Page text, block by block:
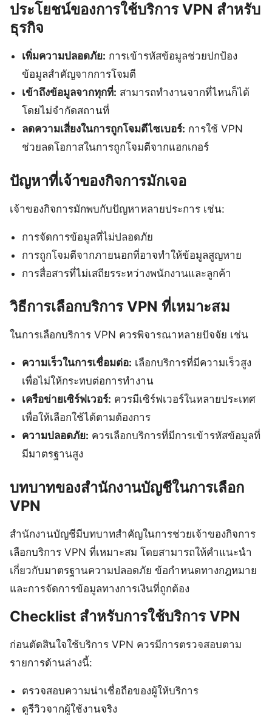
ประโยชน์ของการใช้บริการ VPN สำหรับ
ธุรกิจ
เพิ่มความปลอดภัย: การเข้ารหัสข้อมูลช่วยปกป้อง
ข้อมูลสำคัญจากการโจมตี
เข้าถึงข้อมูลจากทุกที่: สามารถทำงานจากที่ไหนก็ได้
โดยไม่จำกัดสถานที่
ลดความเสี่ยงในการถูกโจมตีไซเบอร์: การใช้ VPN
ช่วยลดโอกาสในการถูกโจมตีจากแฮกเกอร์
ปัญหาที่เจ้าของกิจการมักเจอ
เจ้าของกิจการมักพบกับปัญหาหลายประการ เช่น:
การจัดการข้อมูลที่ไม่ปลอดภัย
การถูกโจมตีจากภายนอกที่อาจทำให้ข้อมูลสูญหาย
การสื่อสารที่ไม่เสถียรระหว่างพนักงานและลูกค้า
วิธีการเลือกบริการ VPN ที่เหมาะสม
ในการเลือกบริการ VPN ควรพิจารณาหลายปัจจัย เช่น
ความเร็วในการเชื่อมต่อ: เลือกบริการที่มีความเร็วสูง
เพื่อไม่ให้กระทบต่อการทำงาน
เครือข่ายเซิร์ฟเวอร์: ควรมีเซิร์ฟเวอร์ในหลายประเทศ
เพื่อให้เลือกใช้ได้ตามต้องการ
ความปลอดภัย: ควรเลือกบริการที่มีการเข้ารหัสข้อมูลที่
มีมาตรฐานสูง
บทบาทของสำนักงานบัญชีในการเลือก
VPN
สำนักงานบัญชีมีบทบาทสำคัญในการช่วยเจ้าของกิจการ
เลือกบริการ VPN ที่เหมาะสม โดยสามารถให้คำแนะนำ
เกี่ยวกับมาตรฐานความปลอดภัย ข้อกำหนดทางกฎหมาย
และการจัดการข้อมูลทางการเงินที่ถูกต้อง
Checklist สำหรับการใช้บริการ VPN
ก่อนตัดสินใจใช้บริการ VPN ควรมีการตรวจสอบตาม
รายการด้านล่างนี้:
ตรวจสอบความน่าเชื่อถือของผู้ให้บริการ
ดูรีวิวจากผู้ใช้งานจริง